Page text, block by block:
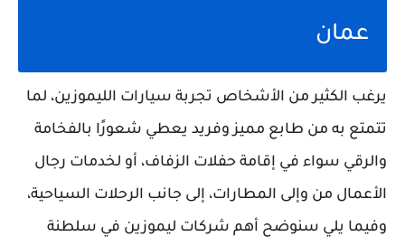
عمان
يرغب الكثير من الأشخاص تجربة سيارات الليموزين، لما
تتمتع به من طابع مميز وفريد يعطي شعورًا بالفخامة
والرقي سواء في إقامة حفلات الزفاف، أو لخدمات رجال
الأعمال من وإلى المطارات، إلى جانب الرحلات السياحية،
وفيما يلي سنوضح أهم شركات ليموزين في سلطنة